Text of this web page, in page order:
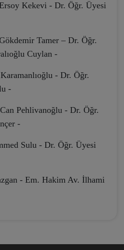
Kekevi - Dr. Öğr. Üyesi
Tamer – Dr. Öğr.
Cuylan -
- Dr. Öğr.
-
Pehlivanoğlu - Dr. Öğr.
-
Sulu - Dr. Öğr. Üyesi
- Em. Hakim Av. İlhami